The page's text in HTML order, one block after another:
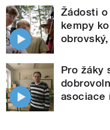
Žádosti
kempy
Pro žáky
asociace